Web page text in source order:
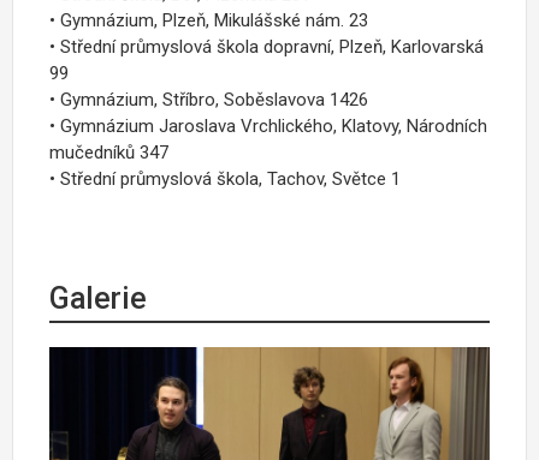
• Gymnázium, Plzeň, Mikulášské nám. 23
• Střední průmyslová škola dopravní, Plzeň, Karlovarská
99
• Gymnázium, Stříbro, Soběslavova 1426
• Gymnázium Jaroslava Vrchlického, Klatovy, Národních
mučedníků 347
• Střední průmyslová škola, Tachov, Světce 1
Galerie